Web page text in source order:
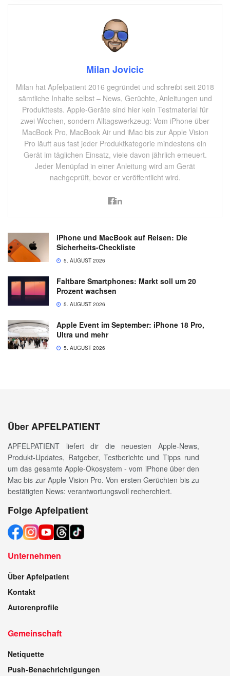
Milan Jovicic
Milan hat Apfelpatient 2016 gegründet und schreibt seit 2018
sämtliche Inhalte selbst – News, Gerüchte, Anleitungen und
Produkttests. Apple-Geräte sind hier kein Testmaterial für
zwei Wochen, sondern Alltagswerkzeug: Vom iPhone über
MacBook Pro, MacBook Air und iMac bis zur Apple Vision
Pro läuft aus fast jeder Produktkategorie mindestens ein
Gerät im täglichen Einsatz, viele davon jährlich erneuert.
Jeder Menüpfad in einer Anleitung wird am Gerät
nachgeprüft, bevor er veröffentlicht wird.
iPhone und MacBook auf Reisen: Die
Sicherheits-Checkliste
5. AUGUST 2026
Faltbare Smartphones: Markt soll um 20
Prozent wachsen
5. AUGUST 2026
Apple Event im September: iPhone 18 Pro,
Ultra und mehr
5. AUGUST 2026
Über APFELPATIENT
APFELPATIENT liefert dir die neuesten Apple-News,
Produkt-Updates, Ratgeber, Testberichte und Tipps rund
um das gesamte Apple-Ökosystem - vom iPhone über den
Mac bis zur Apple Vision Pro. Von ersten Gerüchten bis zu
bestätigten News: verantwortungsvoll recherchiert.
Folge Apfelpatient
Unternehmen
Über Apfelpatient
Kontakt
Autorenprofile
Gemeinschaft
Netiquette
Push-Benachrichtigungen